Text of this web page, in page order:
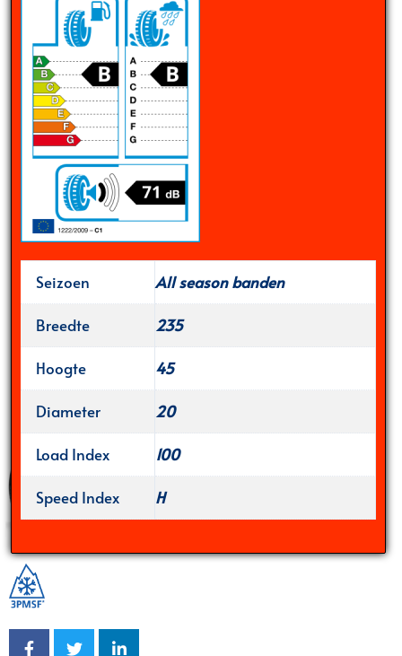
Seizoen
All season banden
Breedte
235
Hoogte
45
Diameter
20
Load Index
100
Speed Index
H